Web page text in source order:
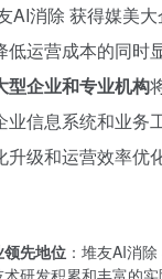
AI消除 获得媒美
低运营成本的同时
型企业和专业机构
业信息系统和业务
级和运营效率优化
先地位 ：堆友AI消
研发积累和丰富的实